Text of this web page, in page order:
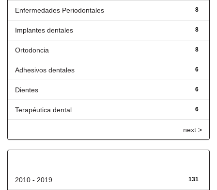
8
Enfermedades Periodontales
8
Implantes dentales
8
Ortodoncia
6
Adhesivos dentales
6
Dientes
6
Terapéutica dental.
next >
131
2010 - 2019